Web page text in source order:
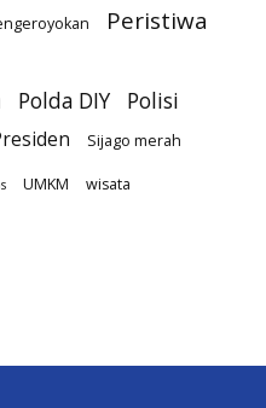
Peristiwa
Polda DIY
Polisi
Sijago merah
UMKM wisata